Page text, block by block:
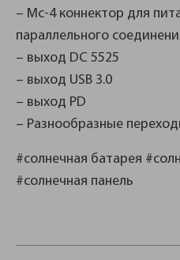
– Mc-4 коннектор для
параллельного
– выход DC 5525
– выход USB 3.0
– выход PD
– Разнообразные
#солнечная батарея
#солнечная панель